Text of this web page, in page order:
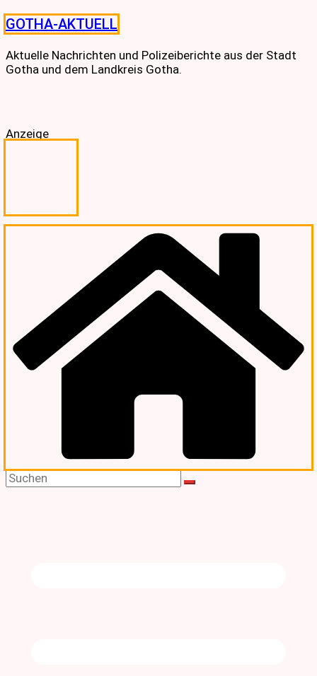
Skip
to
content
GOTHA-AKTUELL
Aktuelle Nachrichten und Polizeiberichte aus der Stadt
Gotha und dem Landkreis Gotha.
Anzeige